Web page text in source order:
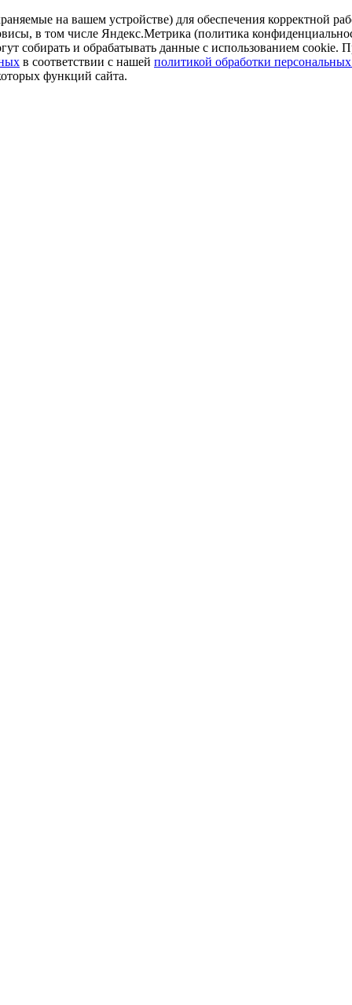
на вашем устройстве) для обеспечения корректной
в том числе Яндекс.Метрика (политика
собирать и обрабатывать данные с использованием cookie.
в соответствии с нашей политикой обработки
функций сайта.